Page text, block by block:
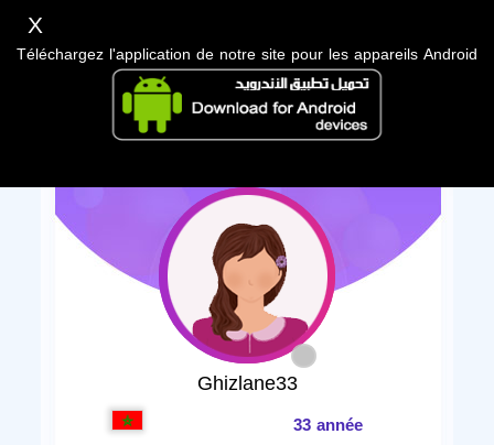
Ghizlane33
33 année
X
Téléchargez l'application de notre site pour les appareils Android